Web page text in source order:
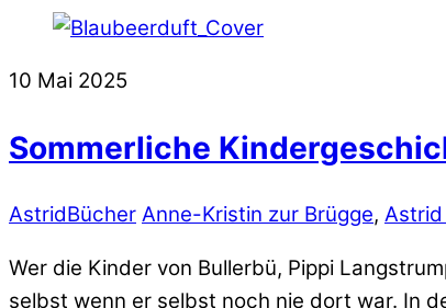
10 Mai 2025
Sommerliche
AstridBücher Anne-Kristin zur Brügge,
Wer die Kinder von Bullerbü, Pippi
selbst wenn er selbst noch nie dort war. In